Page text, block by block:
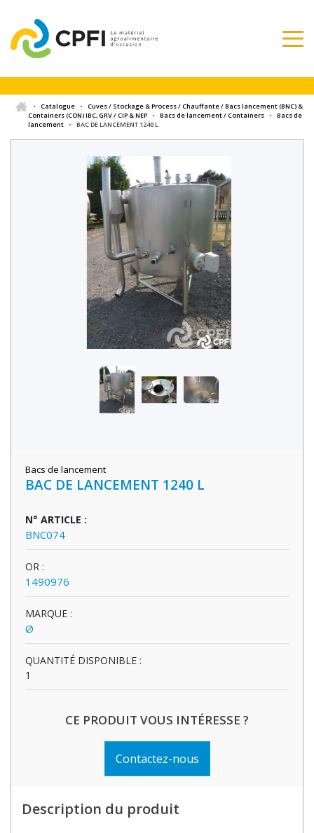
• Catalogue •
Cuves / Stockage & Process / Chauffante / Bacs lancement (BNC) &
Containers (CON) IBC, GRV / CIP & NEP
• Bacs de lancement / Containers •
Bacs de
lancement
• BAC DE LANCEMENT 1240 L
Bacs de lancement
BAC DE LANCEMENT 1240 L
N° ARTICLE :
BNC074
OR :
1490976
MARQUE :
Ø
QUANTITÉ DISPONIBLE :
1
CE PRODUIT VOUS INTÉRESSE ?
Contactez-nous
Description du produit